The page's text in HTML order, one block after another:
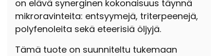
on elävä synerginen kokonaisuus täynnä
mikroravinteita: entsyymejä, triterpeenejä,
polyfenoleita sekä eteerisiä öljyjä.
Tämä tuote on suunniteltu tukemaan